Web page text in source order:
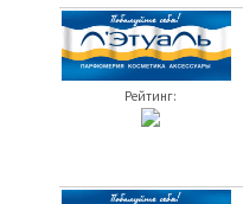
Рейтинг: